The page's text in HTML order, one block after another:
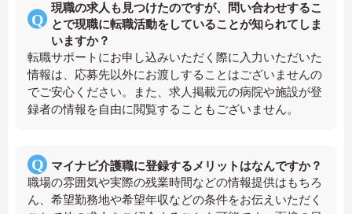
現職の求人も見つけたのですが、問い合わせするこ
とで現職に転職活動をしていることが知られてしま
いますか？
転職サポートにお申し込みいただく際に入力いただいた
情報は、応募先以外にお渡しすることはございませんの
でご安心ください。また、求人掲載元の病院や施設が登
録者の情報を自由に閲覧することもございません。
マイナビ介護職に登録するメリットはなんですか？
職場の雰囲気や実際の残業時間などの情報提供はもちろ
ん、希望勤務地や希望年収などの条件をお伝えいただく